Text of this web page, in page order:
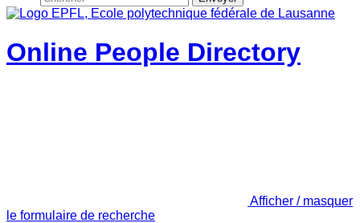
Online People Directory
Afficher / masquer
le formulaire de recherche